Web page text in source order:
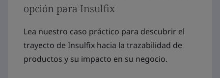
opción para Insulfix
Lea nuestro caso práctico para descubrir el
trayecto de Insulfix hacia la trazabilidad de
productos y su impacto en su negocio.